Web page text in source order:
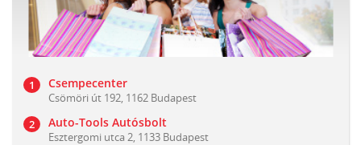
Csempecenter
Csömöri út 192, 1162 Budapest
Auto-Tools Autósbolt
Esztergomi utca 2, 1133 Budapest